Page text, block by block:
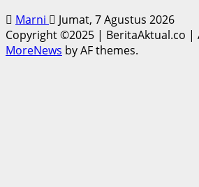
Marni
Jumat, 7 Agustus 2026
Copyright ©2025 | BeritaAktual.co |
MoreNews by AF themes.